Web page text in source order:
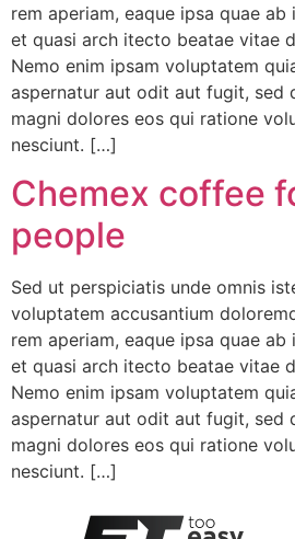
rem aperiam, eaque ipsa quae
et quasi arch itecto beatae vitae
Nemo enim ipsam voluptatem
aspernatur aut odit aut fugit, sed
magni dolores eos qui ratione
nesciunt. […]
Chemex coffee
people
Sed ut perspiciatis unde omnis
voluptatem accusantium
rem aperiam, eaque ipsa quae
et quasi arch itecto beatae vitae
Nemo enim ipsam voluptatem
aspernatur aut odit aut fugit, sed
magni dolores eos qui ratione
nesciunt. […]